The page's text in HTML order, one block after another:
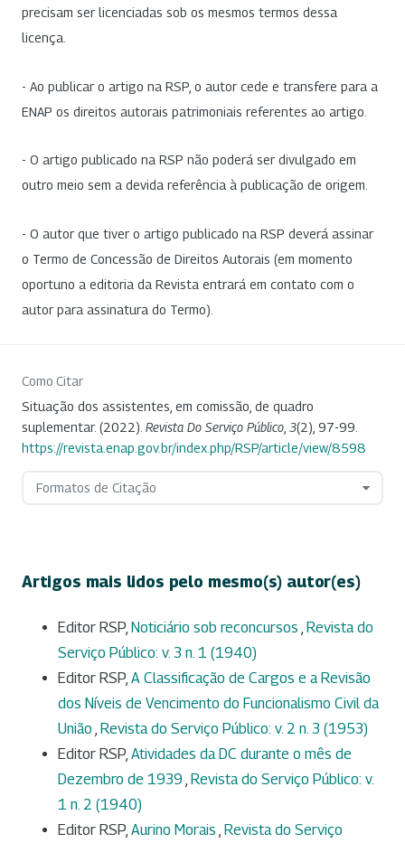
precisam ser licenciadas sob os mesmos termos dessa
licença.
- Ao publicar o artigo na RSP, o autor cede e transfere para a
ENAP os direitos autorais patrimoniais referentes ao artigo.
- O artigo publicado na RSP não poderá ser divulgado em
outro meio sem a devida referência à publicação de origem.
- O autor que tiver o artigo publicado na RSP deverá assinar
o Termo de Concessão de Direitos Autorais (em momento
oportuno a editoria da Revista entrará em contato com o
autor para assinatura do Termo).
Como Citar
Situação dos assistentes, em comissão, de quadro
suplementar. (2022). Revista Do Serviço Público 3(2), 97-99.
https://revista.enap.gov.br/index.php/RSP/article/view/8598
Formatos de Citação
Artigos mais lidos pelo mesmo(s) autor(es)
Editor RSP, Noticiário sob reconcursos , Revista do
Serviço Público: v. 3 n. 1 (1940)
Editor RSP, A Classificação de Cargos e a Revisão
dos Níveis de Vencimento do Funcionalismo Civil da
União , Revista do Serviço Público: v. 2 n. 3 (1953)
Editor RSP, Atividades da DC durante o mês de
Dezembro de 1939 , Revista do Serviço Público: v.
1 n. 2 (1940)
Editor RSP, Aurino Morais , Revista do Serviço